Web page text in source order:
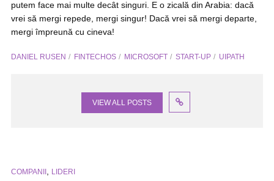
putem face mai multe decât singuri. E o zicală din Arabia: dacă
vrei să mergi repede, mergi singur! Dacă vrei să mergi departe,
mergi împreună cu cineva!
DANIEL RUSEN FINTECHOS MICROSOFT START-UP UIPATH
VIEW ALL POSTS
COMPANII LIDERI